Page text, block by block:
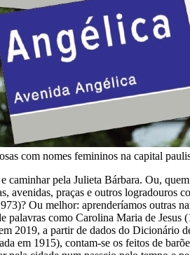
com nomes femininos na capital
caminhar pela Julieta Bárbara. Ou,
avenidas, praças e outros logradouros
Ou melhor: aprenderíamos outras
palavras como Carolina Maria de
2019, a partir de dados do Dicionário
em 1915), contam-se os feitos de